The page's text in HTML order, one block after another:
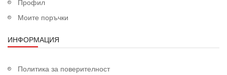
Моите поръчки
ИНФОРМАЦИЯ
Политика за поверителност